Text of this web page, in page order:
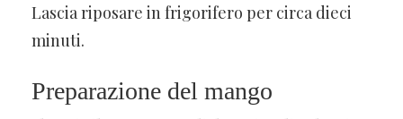
Lascia riposare in frigorifero per circa dieci
minuti.
Preparazione del mango